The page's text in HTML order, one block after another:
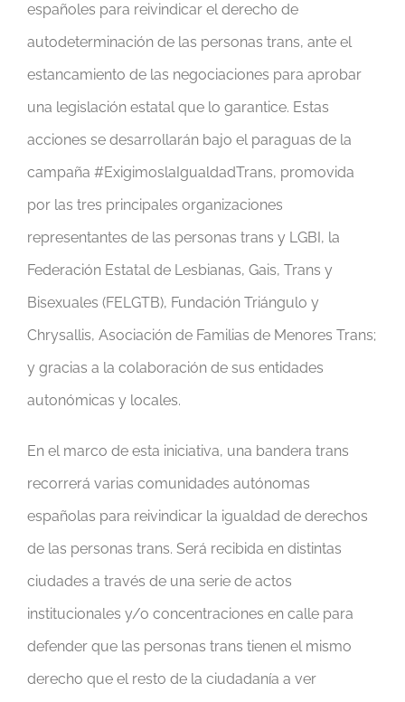
españoles para reivindicar el derecho de
autodeterminación de las personas trans, ante el
estancamiento de las negociaciones para aprobar
una legislación estatal que lo garantice. Estas
acciones se desarrollarán bajo el paraguas de la
campaña #ExigimoslaIgualdadTrans, promovida
por las tres principales organizaciones
representantes de las personas trans y LGBI, la
Federación Estatal de Lesbianas, Gais, Trans y
Bisexuales (FELGTB), Fundación Triángulo y
Chrysallis, Asociación de Familias de Menores Trans;
y gracias a la colaboración de sus entidades
autonómicas y locales.
En el marco de esta iniciativa, una bandera trans
recorrerá varias comunidades autónomas
españolas para reivindicar la igualdad de derechos
de las personas trans. Será recibida en distintas
ciudades a través de una serie de actos
institucionales y/o concentraciones en calle para
defender que las personas trans tienen el mismo
derecho que el resto de la ciudadanía a ver